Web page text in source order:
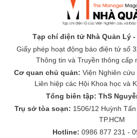
Tạp chí điện tử Nhà Quản Lý -
Giấy phép hoạt động báo điện tử số
Thông tin và Truyền thông cấp
Cơ quan chủ quản: Viện Nghiên
Liên hiệp các Hội Khoa học và
Tổng biên tập: ThS
Trụ sở tòa soạn: 1506/12 Huỳnh
TP.HCM
Hotline: 0986 877 231 -